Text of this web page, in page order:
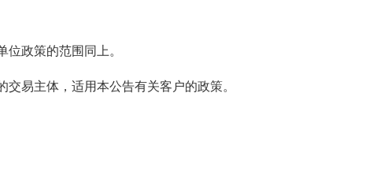
政策的范围同上。
易主体，适用本公告有关客户的政策。